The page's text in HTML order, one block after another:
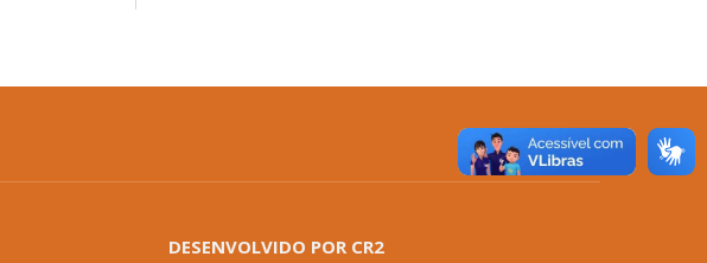
DESENVOLVIDO POR CR2